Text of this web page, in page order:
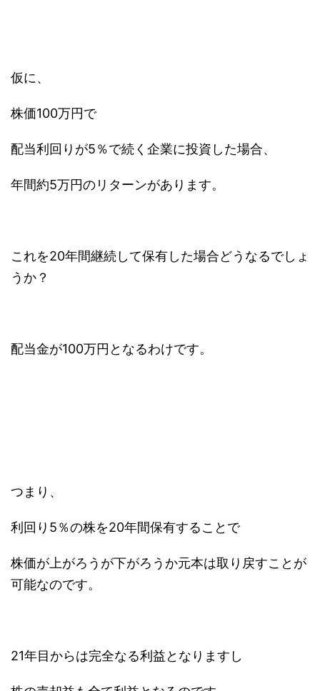
仮に、
株価100万円で
配当利回りが5％で続く企業に投資した場合、
年間約5万円のリターンがあります。
これを20年間継続して保有した場合どうなるでしょ
うか？
配当金が100万円となるわけです。
つまり、
利回り5％の株を20年間保有することで
株価が上がろうが下がろうか元本は取り戻すことが
可能なのです。
21年目からは完全なる利益となりますし